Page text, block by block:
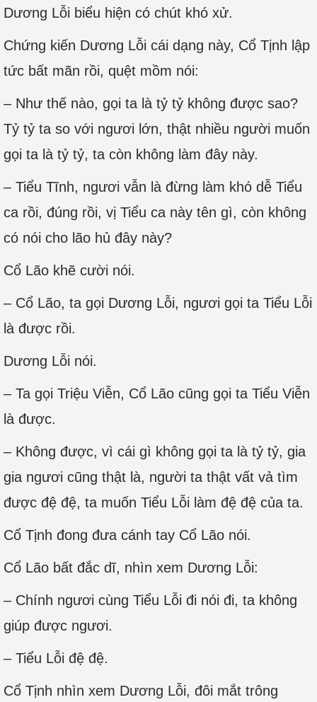
Dương Lỗi biểu hiện có chút khó xử.
Chứng kiến Dương Lỗi cái dạng này, Cổ Tịnh lập
tức bất mãn rồi, quệt mồm nói:
– Như thế nào, gọi ta là tỷ tỷ không được sao?
Tỷ tỷ ta so với ngươi lớn, thật nhiều người muốn
gọi ta là tỷ tỷ, ta còn không làm đây này.
– Tiểu Tĩnh, ngươi vẫn là đừng làm khó dễ Tiểu
ca rồi, đúng rồi, vị Tiểu ca này tên gì, còn không
có nói cho lão hủ đây này?
Cổ Lão khẽ cười nói.
– Cổ Lão, ta gọi Dương Lỗi, ngươi gọi ta Tiểu Lỗi
là được rồi.
Dương Lỗi nói.
– Ta gọi Triệu Viễn, Cổ Lão cũng gọi ta Tiểu Viễn
là được.
– Không được, vì cái gì không gọi ta là tỷ tỷ, gia
gia ngươi cũng thật là, người ta thật vất vả tìm
được đệ đệ, ta muốn Tiểu Lỗi làm đệ đệ của ta.
Cổ Tịnh đong đưa cánh tay Cổ Lão nói.
Cổ Lão bất đắc dĩ, nhìn xem Dương Lỗi:
– Chính ngươi cùng Tiểu Lỗi đi nói đi, ta không
giúp được ngươi.
– Tiểu Lỗi đệ đệ.
Cổ Tịnh nhìn xem Dương Lỗi, đôi mắt trông